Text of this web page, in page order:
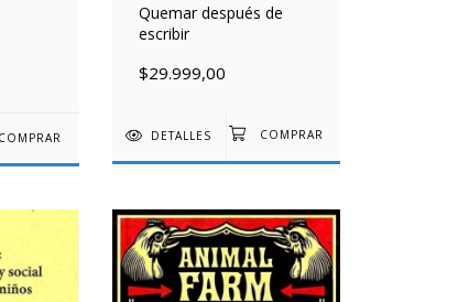
Quemar después de
escribir
$29.999,00
DETALLES